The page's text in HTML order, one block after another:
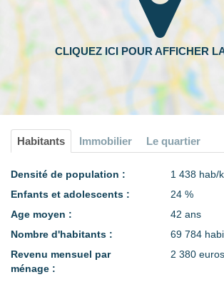
Habitants Immobilier Le quartier
Densité de population :
1 438 hab/
Enfants et adolescents :
24 %
Age moyen :
42 ans
Nombre d'habitants :
69 784
Revenu mensuel par
ménage :
2 380